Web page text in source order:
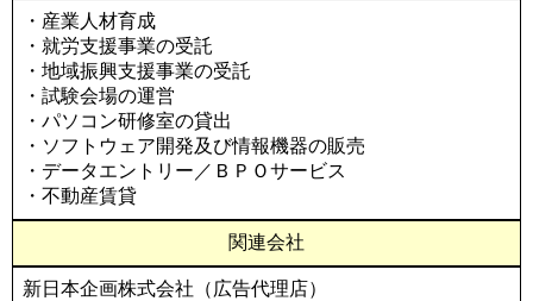
・産業人材育成
・就労支援事業の受託
・地域振興支援事業の受託
・試験会場の運営
・パソコン研修室の貸出
・ソフトウェア開発及び情報機器の販売
・データエントリー／ＢＰＯサービス
・不動産賃貸
関連会社
新日本企画株式会社（広告代理店）